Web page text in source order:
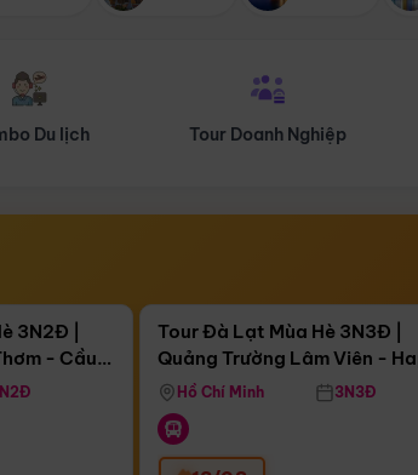
Nghiệp Du lịch Hành Hương
3N2Đ |
- Cầu
Aquatopia
Còn04 ngày 06:07:22
Tour Đà Lạt Mùa Hè 3N3Đ |
Quảng Trường Lâm Viên -
Hill - Puppy Farm
Hồ Chí Minh 3N3Đ